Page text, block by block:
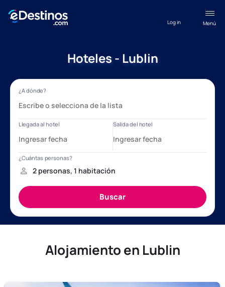
Menú
Log in
Hoteles - Lublin
Alojamiento en Lublin